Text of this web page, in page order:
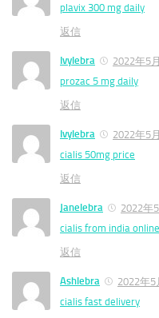
plavix 300 mg daily
返信
Ivylebra
2022年5
prozac 5 mg daily
返信
Ivylebra
2022年5
cialis 50mg price
返信
Janelebra
2022年
cialis from india
返信
Ashlebra
2022年5
cialis fast delivery